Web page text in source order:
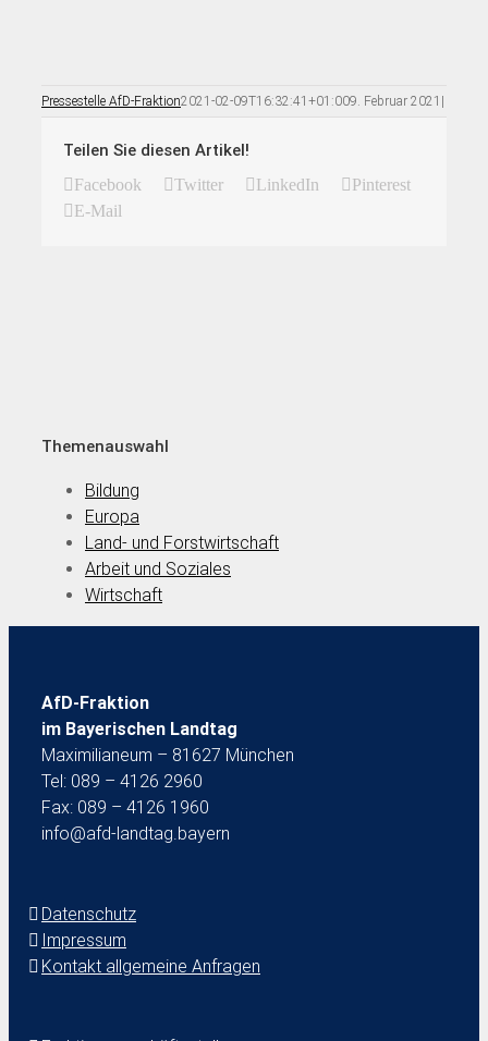
Pressestelle AfD-Fraktion2021-02-09T16:32:41+01:009. Februar 2021 |
Teilen Sie diesen Artikel!
Facebook Twitter LinkedIn
Pinterest
E-Mail
Themenauswahl
Bildung
Europa
Land- und Forstwirtschaft
Arbeit und Soziales
Wirtschaft
AfD-Fraktion
im Bayerischen Landtag
Maximilianeum – 81627 München
Tel: 089 – 4126 2960
Fax: 089 – 4126 1960
info@afd-landtag.bayern
Datenschutz
Impressum
Kontakt allgemeine Anfragen